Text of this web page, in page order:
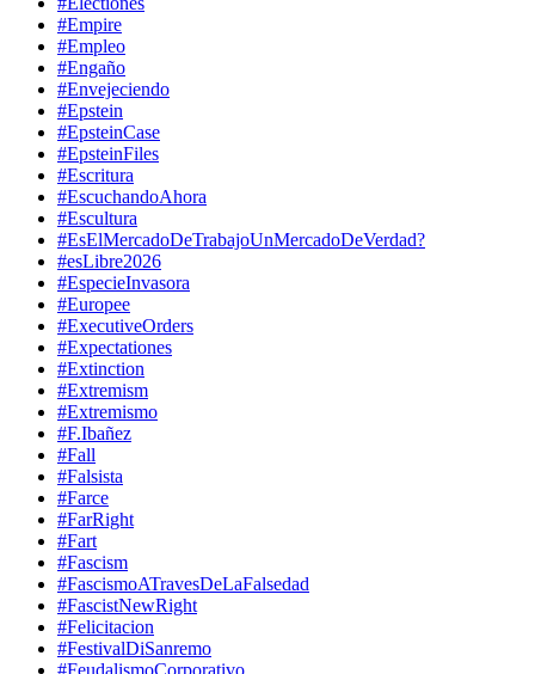
#Empire
#Empleo
#Engaño
#Envejeciendo
#Epstein
#EpsteinCase
#EpsteinFiles
#Escritura
#EscuchandoAhora
#Escultura
#EsElMercadoDeTrabajoUnMercadoDeVerdad?
#esLibre2026
#EspecieInvasora
#Europee
#ExecutiveOrders
#Expectationes
#Extinction
#Extremism
#Extremismo
#F.Ibañez
#Fall
#Falsista
#Farce
#FarRight
#Fart
#Fascism
#FascismoATravesDeLaFalsedad
#FascistNewRight
#Felicitacion
#FestivalDiSanremo